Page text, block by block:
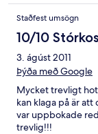
Staðfest umsögn
10/10
3. ágúst 2011
Þýða með Google
Mycket trevligt
kan klaga på är
var uppbokade
trevlig!!!